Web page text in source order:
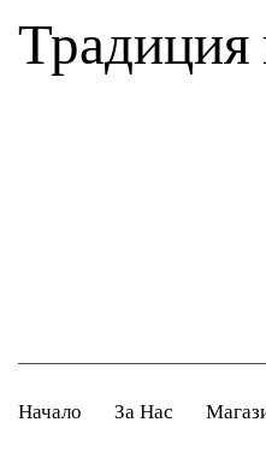
Традиция
Начало За Нас